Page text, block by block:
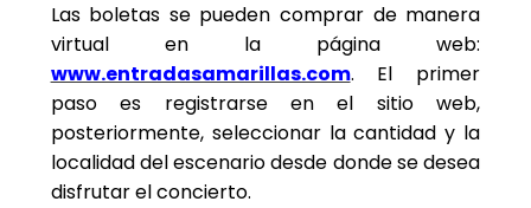
Las boletas se pueden comprar de manera
virtual en la página web:
www.entradasamarillas.com. El primer
paso es registrarse en el sitio web,
posteriormente, seleccionar la cantidad y la
localidad del escenario desde donde se desea
disfrutar el concierto.